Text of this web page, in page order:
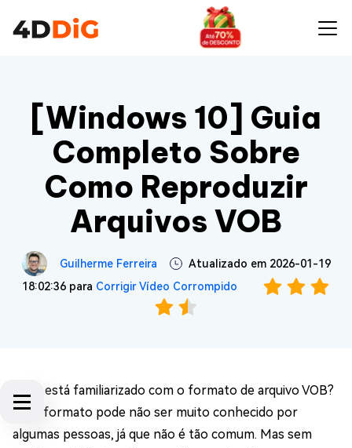
[Windows 10] Guia
Completo Sobre
Como Reproduzir
Arquivos VOB
Guilherme Ferreira
Atualizado em 2026-01-19
18:02:36 para Corrigir Vídeo Corrompido
Você está familiarizado com o formato de arquivo VOB?
Esse formato pode não ser muito conhecido por
algumas pessoas, já que não é tão comum. Mas sem